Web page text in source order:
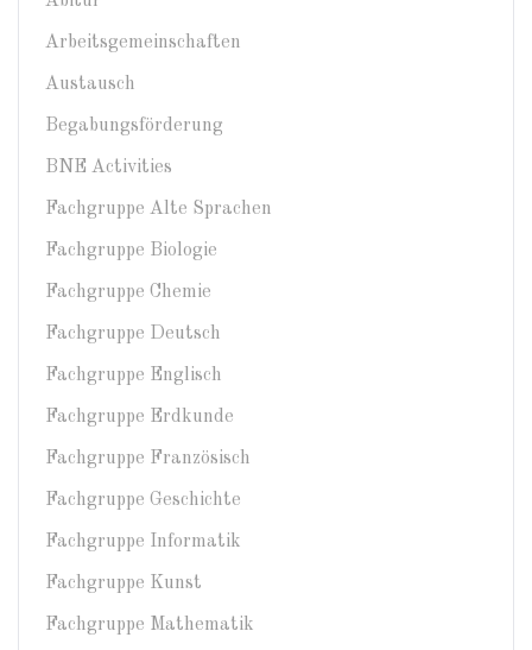
Arbeitsgemeinschaften
Austausch
Begabungsförderung
BNE Activities
Fachgruppe Alte Sprachen
Fachgruppe Biologie
Fachgruppe Chemie
Fachgruppe Deutsch
Fachgruppe Englisch
Fachgruppe Erdkunde
Fachgruppe Französisch
Fachgruppe Geschichte
Fachgruppe Informatik
Fachgruppe Kunst
Fachgruppe Mathematik